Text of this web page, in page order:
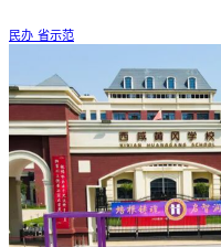
民办 省示范